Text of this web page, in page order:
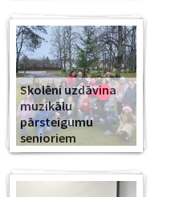
Skolēni uzdāvina
muzikālu
pārsteigumu
senioriem